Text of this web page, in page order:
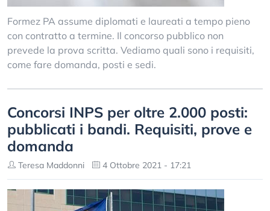
Formez PA assume diplomati e laureati a tempo pieno
con contratto a termine. Il concorso pubblico non
prevede la prova scritta. Vediamo quali sono i requisiti,
come fare domanda, posti e sedi.
Concorsi INPS per oltre 2.000 posti:
pubblicati i bandi. Requisiti, prove e
domanda
Teresa Maddonni 4 Ottobre 2021 - 17:21